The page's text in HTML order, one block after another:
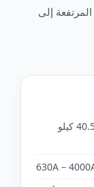
إلى
12 كيلو فولت / 24 كيلو فولت / 40.5 كيلو
630A –